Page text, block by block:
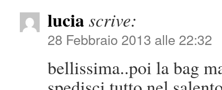
luciascrive:
28 Febbraio 2013 alle 22:32
bellissima..poi la bag